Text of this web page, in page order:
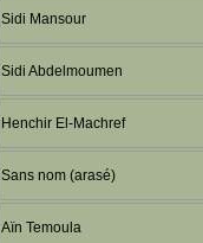
Sidi Mansour
Sidi Abdelmoumen
Henchir El-Machref
Sans nom (arasé)
Aïn Temoula